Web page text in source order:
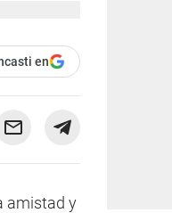
en
amistad y